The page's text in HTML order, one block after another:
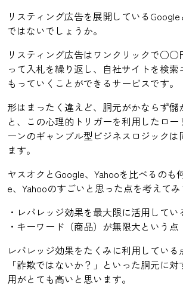
リスティング広告を展開しているGoogle
ではないでしょうか。
リスティング広告はワンクリックで○○
って入札を繰り返し、自社サイトを検
もっていくことができるサービスです。
形はまったく違えど、胴元がかならず儲
と、この心理的トリガーを利用したロー
ーンのギャンブル型ビジネスロジックは
ます。
ヤスオクとGoogle、Yahooを比べるのも
e、Yahooのすごいと思った点を考えてみ
・レバレッジ効果を最大限に活用してい
・キーワード（商品）が無限大という点
レバレッジ効果をたくみに利用している
「詐欺ではないか？」といった胴元に
用がとても高いと思います。